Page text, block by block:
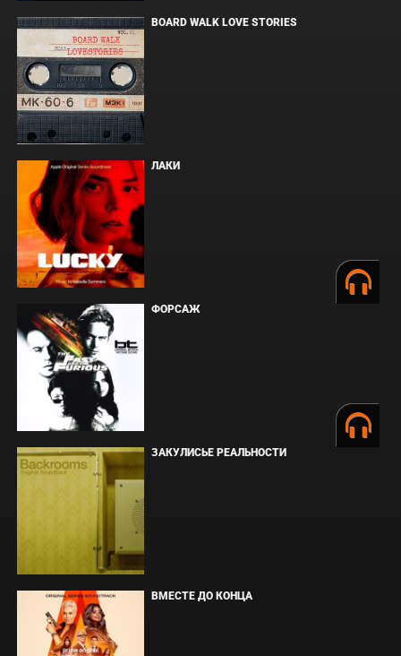
BOARD WALK LOVE STORIES
ЛАКИ
ФОРСАЖ
ЗАКУЛИСЬЕ РЕАЛЬНОСТИ
ВМЕСТЕ ДО КОНЦА